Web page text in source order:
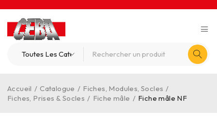
Accueil / Catalogue / Fiches, Modules, Socles /
Fiches, Prises & Socles / Fiche mâle / Fiche mâle NF